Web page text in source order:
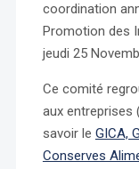
coordination
Promotion des
jeudi 25
Ce comité
aux entreprises
savoir le GICA,
Conserves